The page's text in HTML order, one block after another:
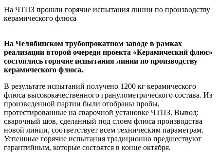
На ЧТПЗ прошли горячие испытания линии по производству
керамического флюса
На Челябинском трубопрокатном заводе в рамках
реализации второй очереди проекта «Керамический флюс»
состоялись горячие испытания линии по производству
керамического флюса.
В результате испытаний получено 1200 кг керамического
флюса высококачественного гранулометрического состава. Из
произведенной партии были отобраны пробы,
протестированные на сварочной установке ЧТПЗ. Вывод:
сварочный шов, сделанный под слоем флюса производства
новой линии, соответствует всем техническим параметрам.
Успешные горячие испытания традиционно предшествуют
гарантийным, которые состоятся в конце октября.